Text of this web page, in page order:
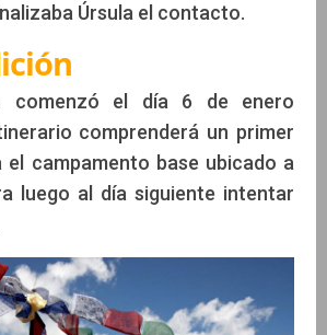
Úrsula el contacto.
comenzó el día 6 de enero
comprenderá un primer
el campamento base ubicado a
luego al día siguiente intentar